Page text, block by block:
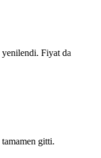
Fiyat da
gitti.